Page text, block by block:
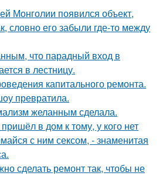
Монголии появился объект,
словно его забыли где-то между
что парадный вход в
в лестницу.
капитального ремонта.
превратила.
желанным сделала.
в дом к тому, у кого нет
с ним сексом, - знаменитая
сделать ремонт так, чтобы не